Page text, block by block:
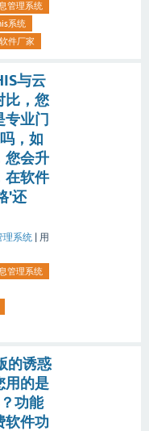
管理系统
系统
件厂家
与云
比，您
专业门
，如
您会升
在软件
'还
理系统
用
管理系统
的诱惑
用的是
功能
软件功